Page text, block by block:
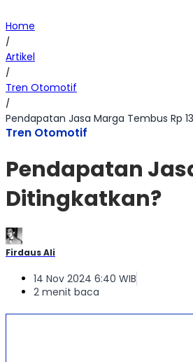
Home
/
Artikel
/
Tren Otomotif
/
Pendapatan Jasa Marga Tembus Rp
Tren Otomotif
Pendapatan
Ditingkatkan?
Firdaus Ali
14 Nov 2024 6:40 WIB
2 menit baca